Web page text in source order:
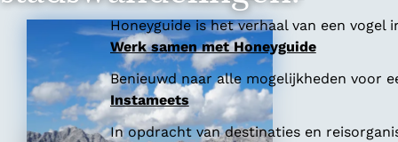
Honeyguide is het verhaal van een
Werk samen met Honeyguide
Benieuwd naar alle mogelijkheden voor
Instameets
In opdracht van destinaties en